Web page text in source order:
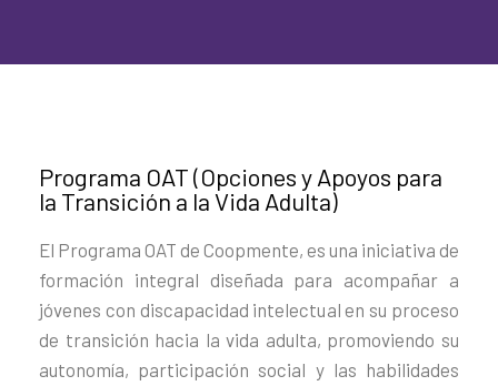
Programa OAT (Opciones y Apoyos para
la Transición a la Vida Adulta)
El Programa OAT de Coopmente, es una iniciativa de
formación integral diseñada para acompañar a
jóvenes con discapacidad intelectual en su proceso
de transición hacia la vida adulta, promoviendo su
autonomía, participación social y las habilidades